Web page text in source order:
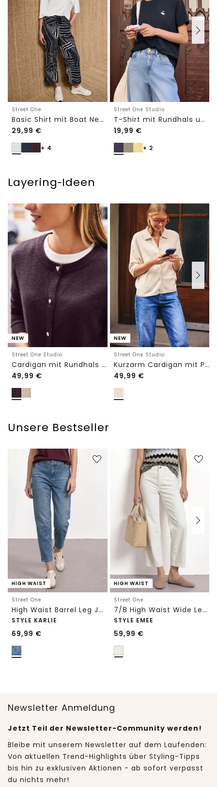
Street One
Basic Shirt mit Boat Neck und Elastikbund
29,99 €
+ 4
Street One Studio
T-Shirt mit Rundhals und Embroidery-Detail
19,99 €
+ 2
Layering‑Ideen
NEW
Street One Studio
Cardigan mit Rundhals und Knöpfen
49,99 €
NEW
Street One Studio
Kurzarm Cardigan mit Polokragen
49,99 €
Unsere Bestseller
HIGH WAIST
Street One
High Waist Barrel Leg Jeans im Loose Fit
STYLE KARLIE
69,99 €
HIGH WAIST
Street One
7/8 High Waist Wide Leg Jeans im Loose Fit
STYLE EMEE
59,99 €
Newsletter Anmeldung
Jetzt Teil der Newsletter-Community werden!
Bleibe mit unserem Newsletter auf dem Laufenden:
Von aktuellen Trend-Highlights über Styling-Tipps
bis hin zu exklusiven Aktionen - ab sofort verpasst
du nichts mehr!